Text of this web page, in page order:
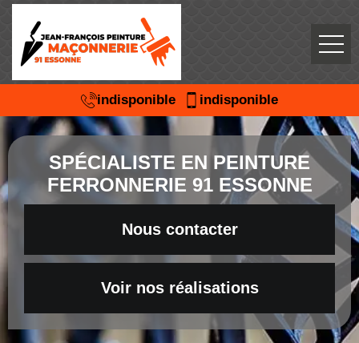
indisponible indisponible
SPÉCIALISTE EN PEINTURE
FERRONNERIE 91 ESSONNE
Nous contacter
Voir nos réalisations